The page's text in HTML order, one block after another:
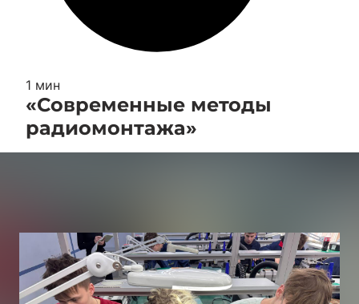
1 мин
«Современные методы
радиомонтажа»